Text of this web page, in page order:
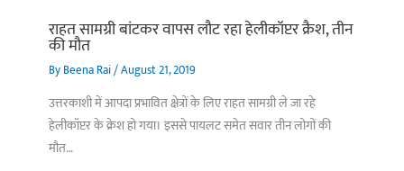
राहत सामग्री बांटकर वापस लौट रहा हेलीकॉप्टर क्रैश, तीन
की मौत
ByBeena Rai/August 21, 2019
उत्तरकाशी में आपदा प्रभावित क्षेत्रों के लिए राहत सामग्री ले जा रहे
हेलीकॉप्टर के क्रेश हो गया। इससे पायलट समेत सवार तीन लोगों की
मौत…